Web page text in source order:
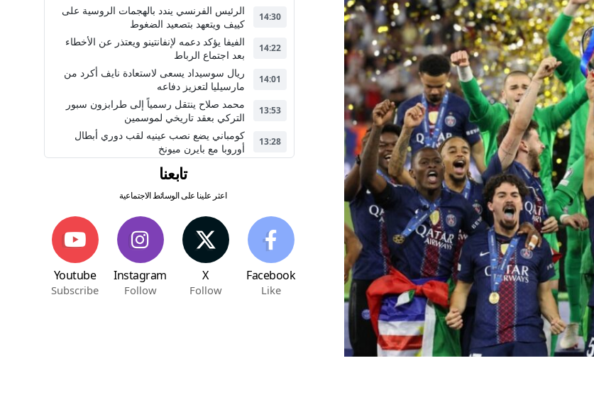
14:30
الرئيس الفرنسي يندد بالهجمات الروسية على
كييف ويتعهد بتصعيد الضغوط
14:22
الفيفا يؤكد دعمه لإنفانتينو ويعتذر عن الأخطاء
بعد اجتماع الرباط
14:01
ريال سوسيداد يسعى لاستعادة نايف أكرد من
مارسيليا لتعزيز دفاعه
13:53
محمد صلاح ينتقل رسمياً إلى طرابزون سبور
التركي بعقد تاريخي لموسمين
13:28
كومباني يضع نصب عينيه لقب دوري أبطال
أوروبا مع بايرن ميونخ
تابعنا
اعثر علينا على الوسائط الاجتماعية
Facebook
Like
X
Follow
Instagram
Follow
Youtube
Subscribe